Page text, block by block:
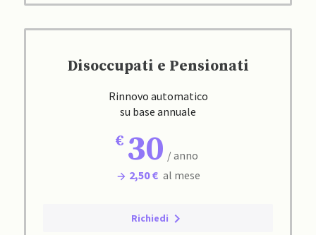
Disoccupati e Pensionati
Rinnovo automatico
su base annuale
30 / anno
2,50 € al mese
Richiedi